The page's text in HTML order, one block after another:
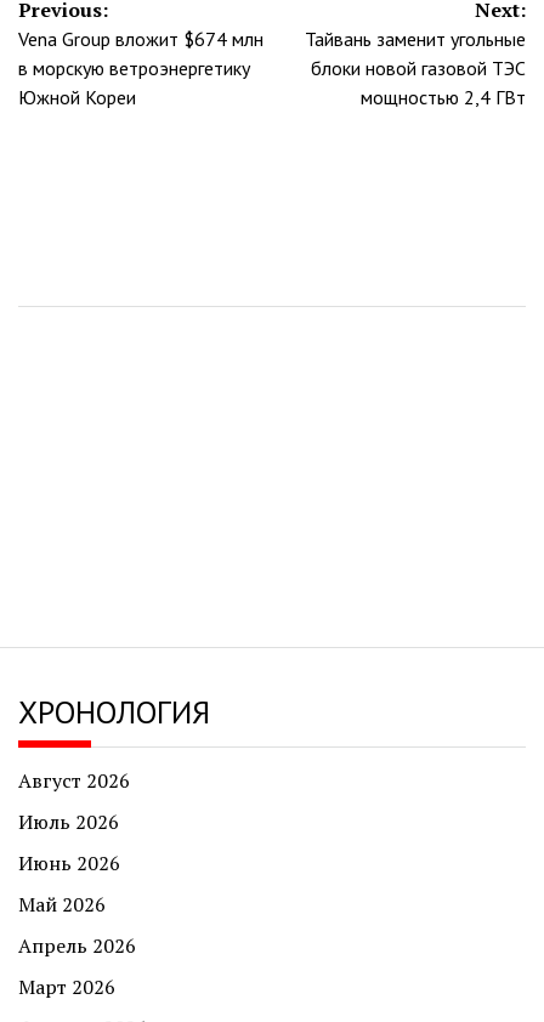
Навигация
по
записям
Previous:
Vena Group вложит $674 млн
в морскую ветроэнергетику
Южной Кореи
Next:
Тайвань заменит угольные
блоки новой газовой ТЭС
мощностью 2,4 ГВт
ХРОНОЛОГИЯ
Август 2026
Июль 2026
Июнь 2026
Май 2026
Апрель 2026
Март 2026